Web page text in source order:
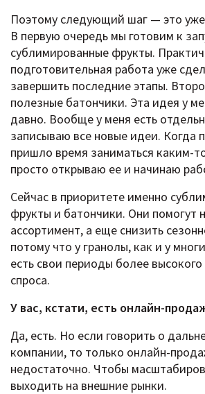
Поэтому следующий шаг — это
В первую очередь мы готовим к
сублимированные фрукты.
подготовительная работа уже
завершить последние этапы.
полезные батончики. Эта идея у
давно. Вообще у меня есть
записываю все новые идеи. Когда
пришло время заниматься каким-
просто открываю ее и начинаю
Сейчас в приоритете именно
фрукты и батончики. Они помогут
ассортимент, а еще снизить
потому что у гранолы, как и у
есть свои периоды более
спроса.
У вас, кстати, есть онлайн-
Да, есть. Но если говорить о
компании, то только онлайн-
недостаточно. Чтобы
выходить на внешние рынки.